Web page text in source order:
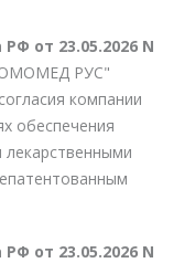
от 23.05.2026 N
РУС"
компании
обеспечения
лекарственными
от 23.05.2026 N